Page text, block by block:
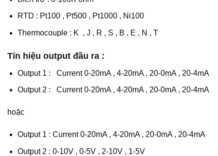
RTD : Pt100 , Pt500 , Pt1000 , Ni100
Thermocouple : K , J , R , S , B , E , N , T
Tín hiệu output đầu ra :
Output 1 : Current 0-20mA , 4-20mA , 20-0mA , 20-4mA
Output 2 : Current 0-20mA , 4-20mA , 20-0mA , 20-4mA
hoặc
Output 1 : Current 0-20mA , 4-20mA , 20-0mA , 20-4mA
Output 2 : 0-10V , 0-5V , 2-10V , 1-5V